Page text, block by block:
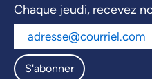
Chaque jeudi, recevez
S'abonner